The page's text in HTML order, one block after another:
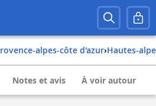
provence-alpes-côte d'azur› hautes-
Notes et avis À voir autour